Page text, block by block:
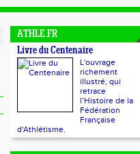
ATHLE.FR
Livre du Centenaire
L'ouvrage
richement
illustré, qui
retrace
l’Histoire de la
Fédération
Française
d'Athlétisme.